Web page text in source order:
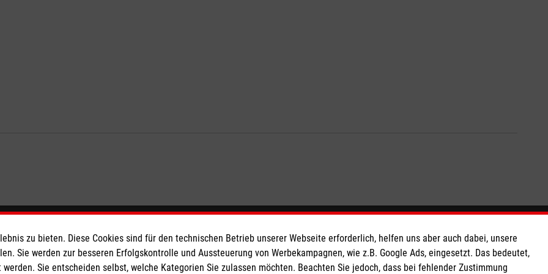
Spendenkonto
Empfänger: Malteser Hilfsdienst e.V.
So finden Sie uns
Kronenstraße 27
zu bieten. Diese Cookies sind für den technischen Betrieb unserer Webseite erforderlich, helfen uns aber auch dabei, unsere
Sie werden zur besseren Erfolgskontrolle und Aussteuerung von Werbekampagnen, wie z.B. Google Ads, eingesetzt. Das bedeutet,
Sie entscheiden selbst, welche Kategorien Sie zulassen möchten. Beachten Sie jedoch, dass bei fehlender Zustimmung